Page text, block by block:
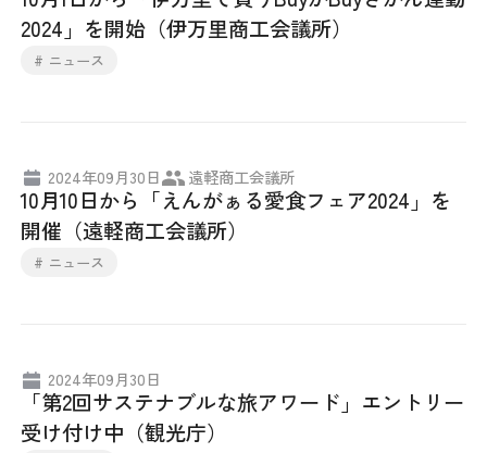
2024」を開始（伊万里商工会議所）
# ニュース
2024年09月30日 遠軽商工会議所
10月10日から「えんがぁる愛食フェア2024」を
開催（遠軽商工会議所）
# ニュース
2024年09月30日
「第2回サステナブルな旅アワード」エントリー
受け付け中（観光庁）